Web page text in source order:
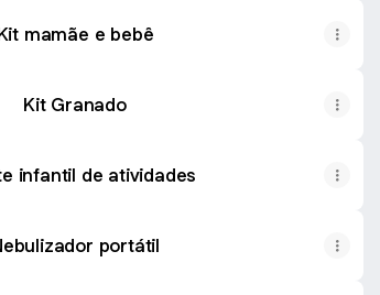
mamãe e bebê
Kit Granado
infantil de atividades
portátil